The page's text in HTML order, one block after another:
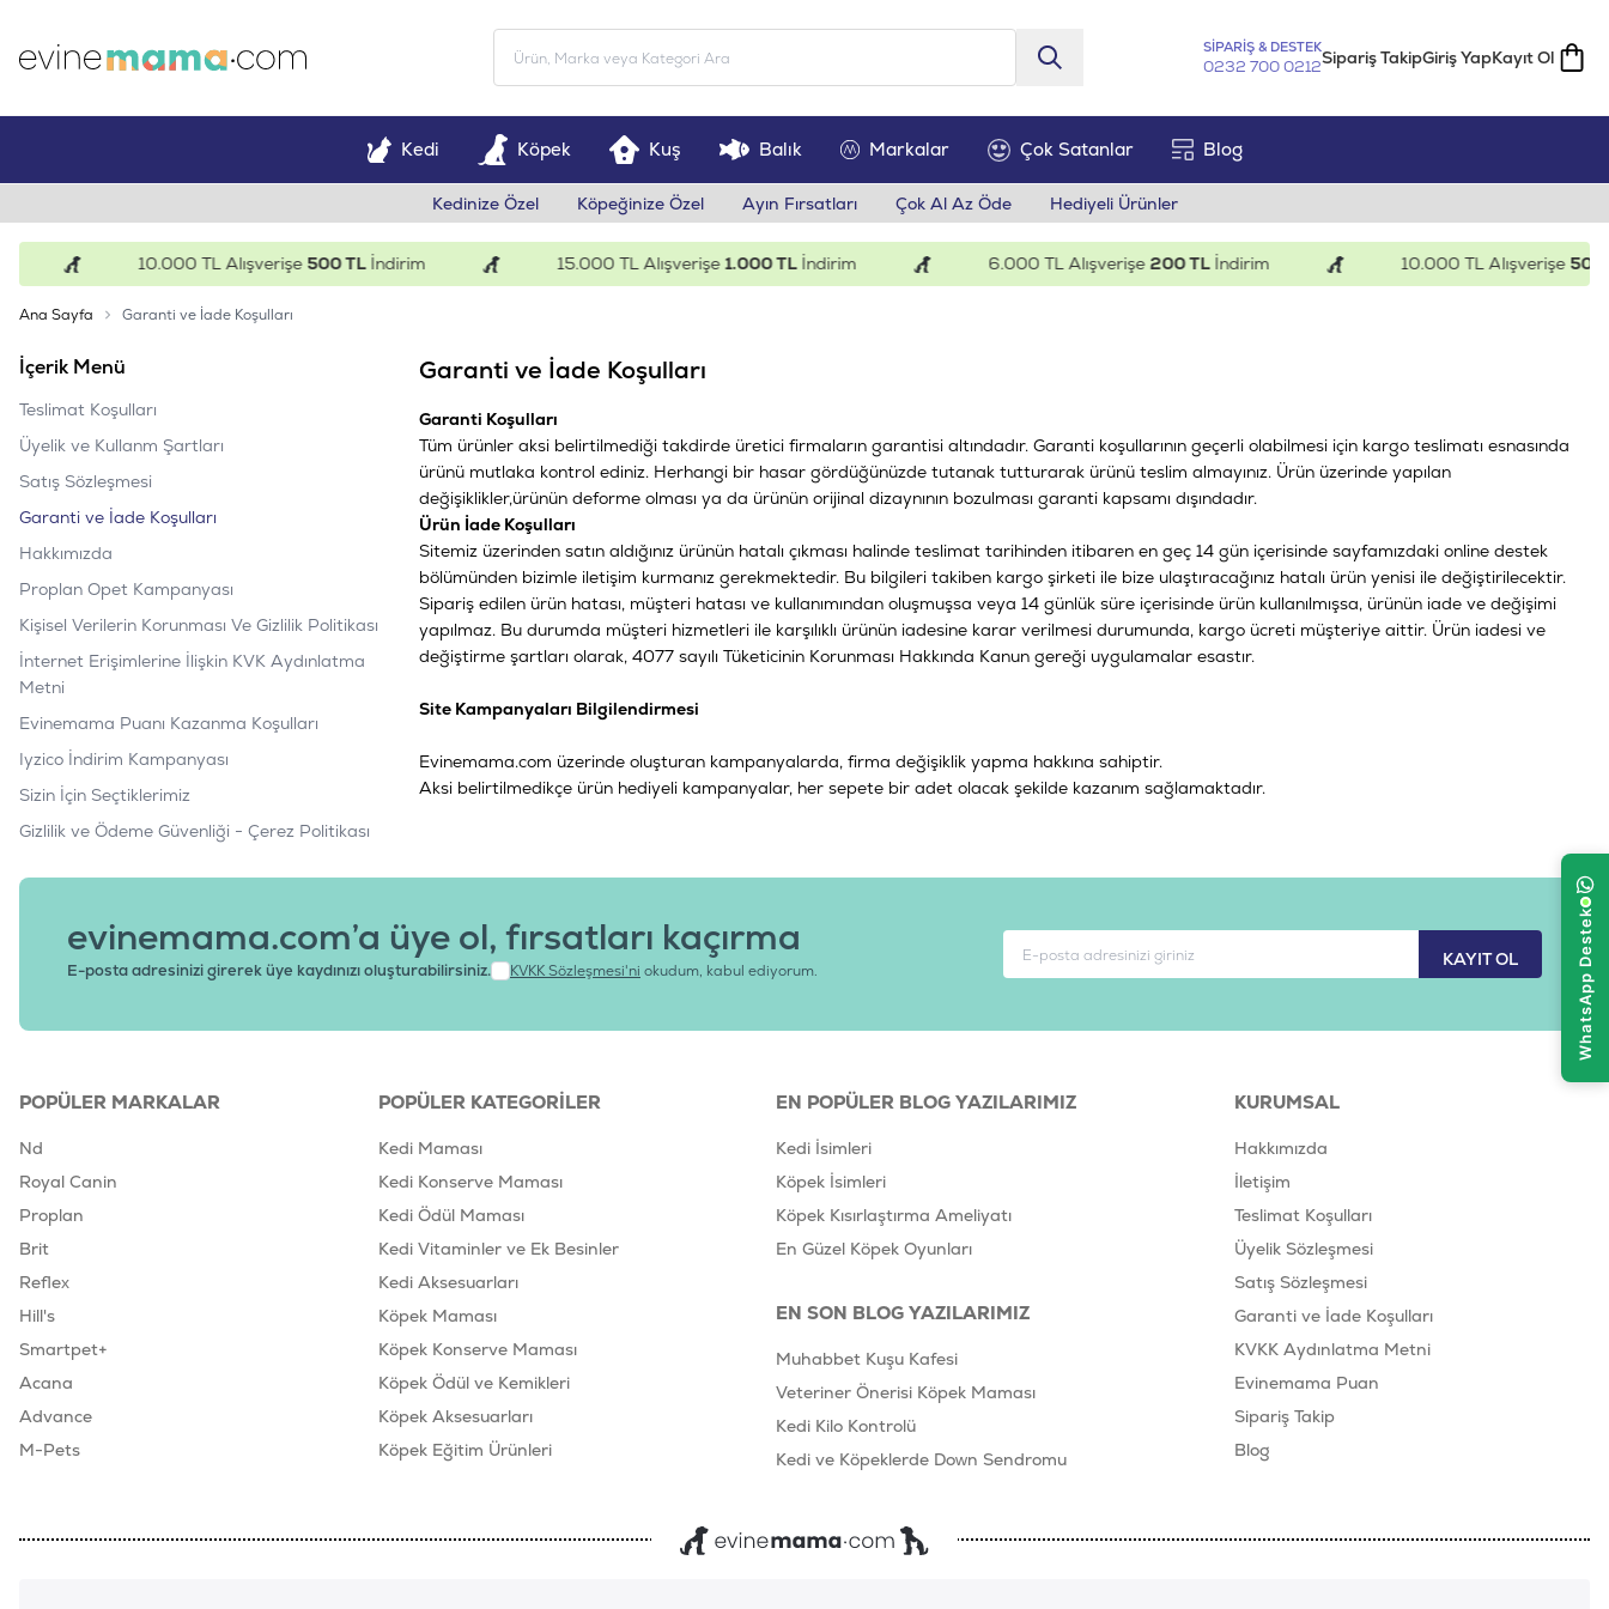
SİPARİŞ & DESTEK
0232 700 0212Sipariş TakipGiriş YapKayıt Ol
Kedi Köpek Kuş Balık Markalar Çok Satanlar Blog
Kedinize Özel Köpeğinize Özel Ayın Fırsatları Çok Al Az Öde Hediyeli Ürünler
10.000 TL Alışverişe500 TLİndirim 15.000 TL Alışverişe1.000 TLİndirim 6.000 TL Alışverişe200 TLİndirim 10.000 TL Alışverişe500
Ana Sayfa Garanti ve İade Koşulları
İçerik Menü
Teslimat Koşulları
Üyelik ve Kullanm Şartları
Satış Sözleşmesi
Garanti ve İade Koşulları
Hakkımızda
Proplan Opet Kampanyası
Kişisel Verilerin Korunması Ve Gizlilik Politikası
İnternet Erişimlerine İlişkin KVK Aydınlatma
Metni
Evinemama Puanı Kazanma Koşulları
Iyzico İndirim Kampanyası
Sizin İçin Seçtiklerimiz
Gizlilik ve Ödeme Güvenliği - Çerez Politikası
Garanti ve İade Koşulları
Garanti Koşulları
Tüm ürünler aksi belirtilmediği takdirde üretici firmaların garantisi altındadır. Garanti koşullarının geçerli olabilmesi için kargo teslimatı esnasında
ürünü mutlaka kontrol ediniz. Herhangi bir hasar gördüğünüzde tutanak tutturarak ürünü teslim almayınız. Ürün üzerinde yapılan
değişiklikler,ürünün deforme olması ya da ürünün orijinal dizaynının bozulması garanti kapsamı dışındadır.
Ürün İade Koşulları
Sitemiz üzerinden satın aldığınız ürünün hatalı çıkması halinde teslimat tarihinden itibaren en geç 14 gün içerisinde sayfamızdaki online destek
bölümünden bizimle iletişim kurmanız gerekmektedir. Bu bilgileri takiben kargo şirketi ile bize ulaştıracağınız hatalı ürün yenisi ile değiştirilecektir.
Sipariş edilen ürün hatası, müşteri hatası ve kullanımından oluşmuşsa veya 14 günlük süre içerisinde ürün kullanılmışsa, ürünün iade ve değişimi
yapılmaz. Bu durumda müşteri hizmetleri ile karşılıklı ürünün iadesine karar verilmesi durumunda, kargo ücreti müşteriye aittir. Ürün iadesi ve
değiştirme şartları olarak, 4077 sayılı Tüketicinin Korunması Hakkında Kanun gereği uygulamalar esastır.
Site Kampanyaları Bilgilendirmesi
Evinemama.com üzerinde oluşturan kampanyalarda, firma değişiklik yapma hakkına sahiptir.
Aksi belirtilmedikçe ürün hediyeli kampanyalar, her sepete bir adet olacak şekilde kazanım sağlamaktadır.
KAYIT OL
evinemama.com’a üye ol, fırsatları kaçırma
E-posta adresinizi girerek üye kaydınızı oluşturabilirsiniz. KVKK Sözleşmesi'ni okudum, kabul ediyorum.
POPÜLER MARKALAR
Nd
Royal Canin
Proplan
Brit
Reflex
Hill's
Smartpet+
Acana
Advance
M-Pets
POPÜLER KATEGORILER
Kedi Maması
Kedi Konserve Maması
Kedi Ödül Maması
Kedi Vitaminler ve Ek Besinler
Kedi Aksesuarları
Köpek Maması
Köpek Konserve Maması
Köpek Ödül ve Kemikleri
Köpek Aksesuarları
Köpek Eğitim Ürünleri
EN POPÜLER BLOG YAZILARIMIZ
Kedi İsimleri
Köpek İsimleri
Köpek Kısırlaştırma Ameliyatı
En Güzel Köpek Oyunları
EN SON BLOG YAZILARIMIZ
Muhabbet Kuşu Kafesi
Veteriner Önerisi Köpek Maması
Kedi Kilo Kontrolü
Kedi ve Köpeklerde Down Sendromu
KURUMSAL
Hakkımızda
İletişim
Teslimat Koşulları
Üyelik Sözleşmesi
Satış Sözleşmesi
Garanti ve İade Koşulları
KVKK Aydınlatma Metni
Evinemama Puan
Sipariş Takip
Blog